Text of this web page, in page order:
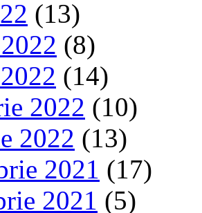
(13)
(8)
(14)
2022 (10)
2022 (13)
2021 (17)
2021 (5)